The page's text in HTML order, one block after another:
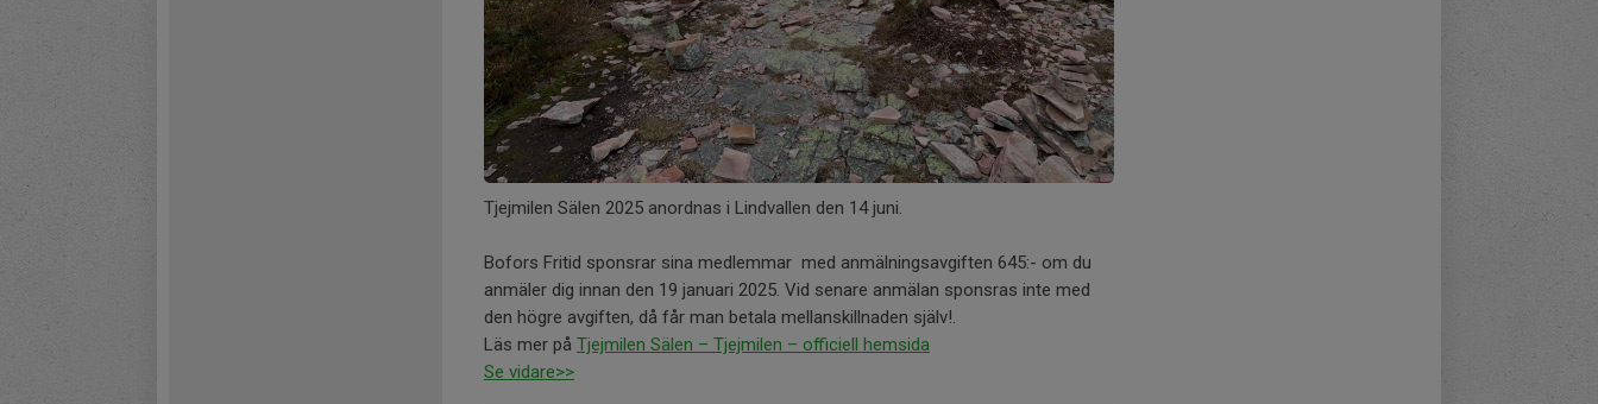
Tjejmilen Sälen 2025 anordnas i Lindvallen den 14 juni.
Bofors Fritid sponsrar sina medlemmar med anmälningsavgiften 645:- om du
anmäler dig innan den 19 januari 2025. Vid senare anmälan sponsras inte med
den högre avgiften, då får man betala mellanskillnaden själv!.
Läs mer på Tjejmilen Sälen – Tjejmilen – officiell hemsida
Se vidare>>